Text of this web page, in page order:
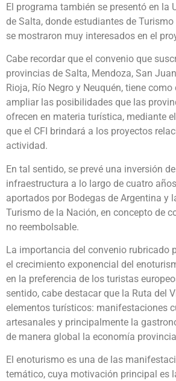
El programa también se presentó en la
de Salta, donde estudiantes de
se mostraron muy interesados en el
Cabe recordar que el convenio que
provincias de Salta, Mendoza, San
Rioja, Río Negro y Neuquén, tiene
ampliar las posibilidades que las
ofrecen en materia turística, mediante
que el CFI brindará a los proyectos
actividad.
En tal sentido, se prevé una inversión
infraestructura a lo largo de cuatro
aportados por Bodegas de Argentina y
Turismo de la Nación, en concepto de
no reembolsable.
La importancia del convenio rubricado
el crecimiento exponencial del
en la preferencia de los turistas
sentido, cabe destacar que la Ruta del
elementos turísticos: manifestaciones
artesanales y principalmente la
de manera global la economía
El enoturismo es una de las
temático, cuya motivación principal es